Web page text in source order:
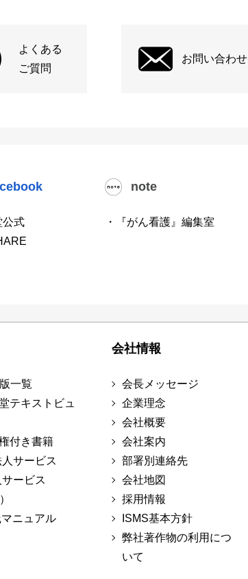
よくある
ご質問
お問い合わせ
公式
note
・『がん看護』編集室
一覧
テキストビュ
付き書籍
サービス
ービス
ニュアル
会社情報
会長メッセージ
企業理念
会社概要
会社案内
部署別連絡先
会社地図
採用情報
ISMS基本方針
弊社著作物の利用につ
いて